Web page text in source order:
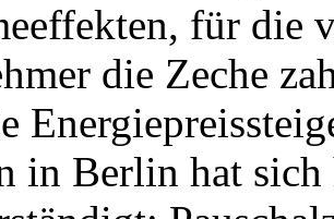
für die
die Zeche
in Berlin hat sich